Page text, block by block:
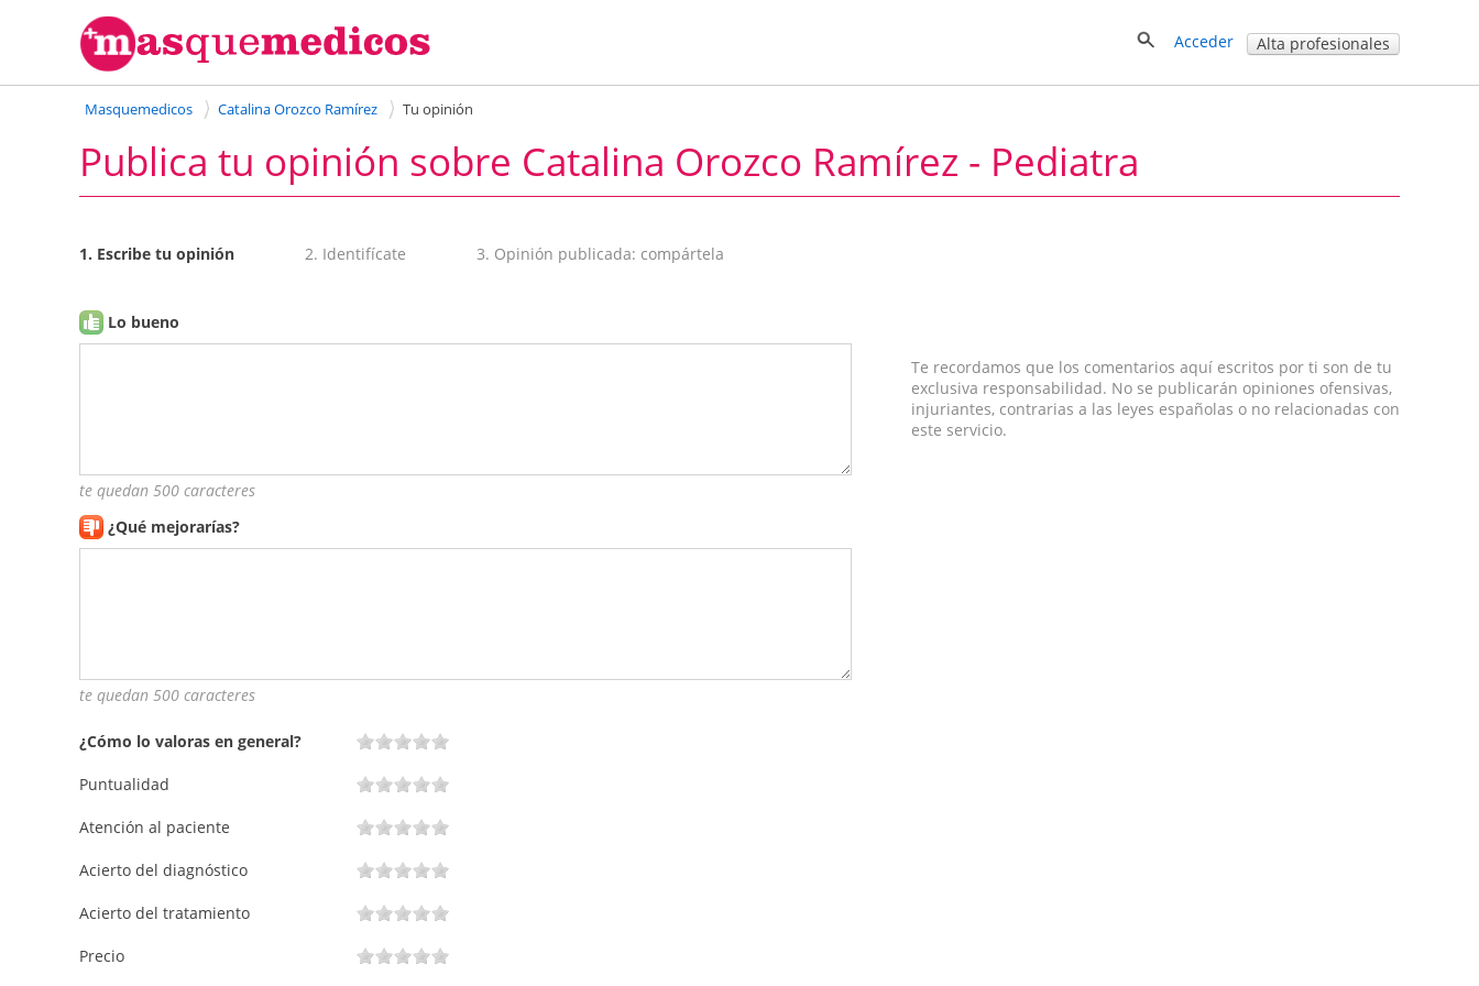
Acceder Alta profesionales
Masquemedicos Catalina Orozco Ramírez Tu opinión
Publica tu opinión sobre Catalina Orozco Ramírez - Pediatra
1. Escribe tu opinión 2. Identifícate 3. Opinión publicada: compártela
Lo bueno
te quedan 500 caracteres
¿Qué mejorarías?
te quedan 500 caracteres
¿Cómo lo valoras en general?
Puntualidad
Atención al paciente
Acierto del diagnóstico
Acierto del tratamiento
Precio
Te recordamos que los comentarios aquí escritos por ti son de tu
exclusiva responsabilidad. No se publicarán opiniones ofensivas,
injuriantes, contrarias a las leyes españolas o no relacionadas con
este servicio.